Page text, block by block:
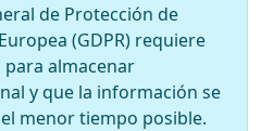
de Protección de
(GDPR) requiere
almacenar
y que la información se
menor tiempo posible.